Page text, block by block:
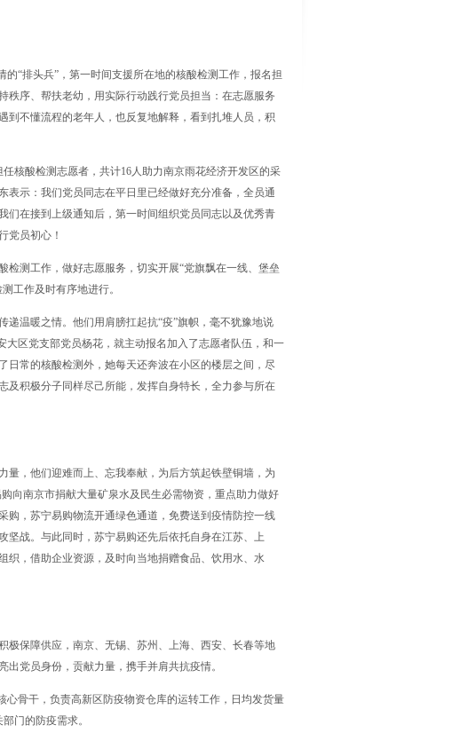
“排头兵”，第一时间支援所在地的核酸检测工作，报名担
秩序、帮扶老幼，用实际行动践行党员担当：在志愿服务
到不懂流程的老年人，也反复地解释，看到扎堆人员，积
核酸检测志愿者，共计16人助力南京雨花经济开发区的采
表示：我们党员同志在平日里已经做好充分准备，全员通
们在接到上级通知后，第一时间组织党员同志以及优秀青
党员初心！
测工作，做好志愿服务，切实开展“党旗飘在一线、堡垒
工作及时有序地进行。
温暖之情。他们用肩膀扛起抗“疫”旗帜，毫不犹豫地说
区党支部党员杨花，就主动报名加入了志愿者队伍，和一
日常的核酸检测外，她每天还奔波在小区的楼层之间，尽
及积极分子同样尽己所能，发挥自身特长，全力参与所在
量，他们迎难而上、忘我奉献，为后方筑起铁壁铜墙，为
向南京市捐献大量矿泉水及民生必需物资，重点助力做好
购，苏宁易购物流开通绿色通道，免费送到疫情防控一线
坚战。与此同时，苏宁易购还先后依托自身在江苏、上
织，借助企业资源，及时向当地捐赠食品、饮用水、水
极保障供应，南京、无锡、苏州、上海、西安、长春等地
党员身份，贡献力量，携手并肩共抗疫情。
骨干，负责高新区防疫物资仓库的运转工作，日均发货量
门的防疫需求。